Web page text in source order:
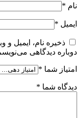
نام *
ایمیل *
ذخیره نام، ایمیل
دوباره دیدگاهی
امتیاز شما *
دیدگاه شما *